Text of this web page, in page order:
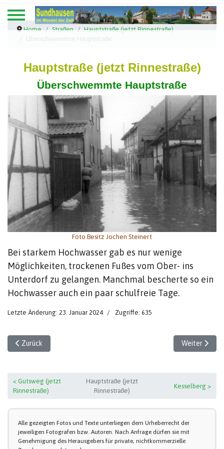
Home Straßen
Hauptstraße (jetzt Rinnestraße)
Hauptstraße (jetzt Rinnestraße)
Überschwemmte Hauptstraße
Foto Besitz Jochen Steinert
Bei starkem Hochwasser gab es nur wenige
Möglichkeiten, trockenen Fußes vom Ober- ins
Unterdorf zu gelangen. Manchmal bescherte so ein
Hochwasser auch ein paar schulfreie Tage.
Letzte Änderung: 23. Januar 2024 Zugriffe: 635
Vorheriger Beitrag: Hochwasser Februar 1941
Zurück Nächster
Weiter
< Gutsweg (jetzt
Rinnestraße)
Hauptstraße (jetzt
Rinnestraße)
Kesselberg >
Alle gezeigten Fotos und Texte unterliegen dem Urheberrecht der
jeweiligen Fotografen bzw. Autoren. Nach Anfrage dürfen sie mit
Genehmigung des Herausgebers für private, nichtkommerzielle